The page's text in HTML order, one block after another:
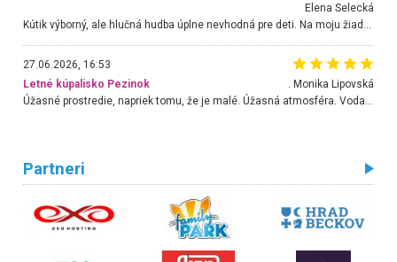
Elena Selecká
27.06.2026, 16:53
Letné kúpalisko Pezinok
. Monika Lipovská
Úžasné prostredie, napriek tomu, že je malé. Úžasná atmosféra. Voda fantastická a nádherná. Ľudí je pomerne veľa, ale su mili a ohľaduplní. Je veľmi zaujímavé sledovať, ako dokážu spolu športovať cudzí ľudia a bez ohľadu na vek. Vládne tu pohoda. Vnuka neviem dostať z vody. Ďakujem za krásny deň . Urcite sa sem vrátim. Jediný problém je s parkovaním, ale aj ten sa mi podarilo vyriešiť. Monika Bratislava
Partneri